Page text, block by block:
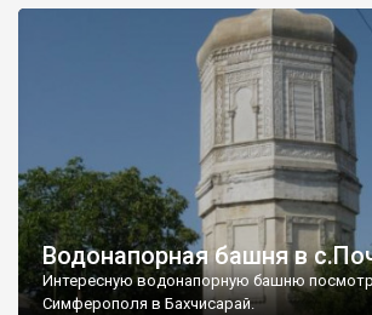
Водонапорная башня в
Интересную водонапорную башню
Симферополя в Бахчисарай.